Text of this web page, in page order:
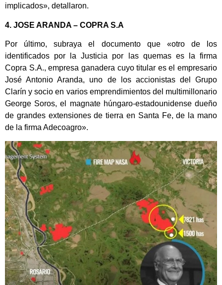
implicados», detallaron.
4. JOSE ARANDA – COPRA S.A
Por último, subraya el documento que «otro de los
identificados por la Justicia por las quemas es la firma
Copra S.A., empresa ganadera cuyo titular es el empresario
José Antonio Aranda, uno de los accionistas del Grupo
Clarín y socio en varios emprendimientos del multimillonario
George Soros, el magnate húngaro-estadounidense dueño
de grandes extensiones de tierra en Santa Fe, de la mano
de la firma Adecoagro».